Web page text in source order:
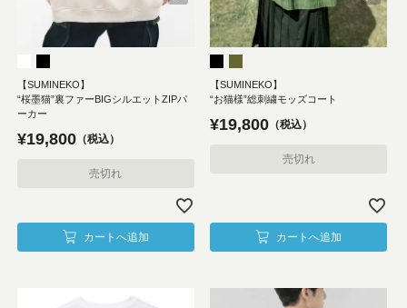
【SUMINEKO】
“桜墨猫”裏ファーBIGシルエットZIPパ
ーカー
¥19,800 税込
売切れ
カートへ追加
【SUMINEKO】
“お猫様”総刺繍モッズコート
¥19,800 税込
売切れ
カートへ追加